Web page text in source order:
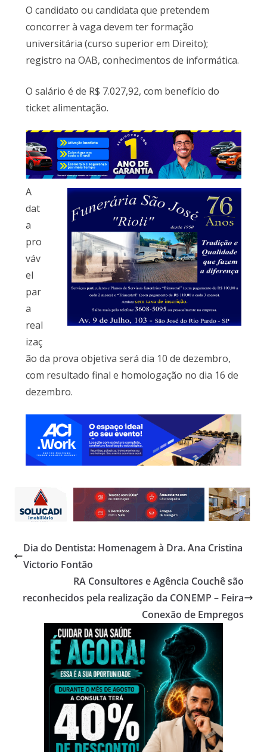
O candidato ou candidata que pretendem
concorrer à vaga devem ter formação
universitária (curso superior em Direito);
registro na OAB, conhecimentos de informática.
O salário é de R$ 7.027,92, com benefício do
ticket alimentação.
A
dat
a
pro
váv
el
par
a
real
izaç
ão da prova objetiva será dia 10 de dezembro,
com resultado final e homologação no dia 16 de
dezembro.
Dia do Dentista: Homenagem à Dra. Ana Cristina
Victorio Fontão
RA Consultores e Agência Couchê são
reconhecidos pela realização da CONEMP – Feira
Conexão de Empregos